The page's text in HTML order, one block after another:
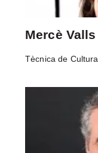
Mercè
Tècnica de